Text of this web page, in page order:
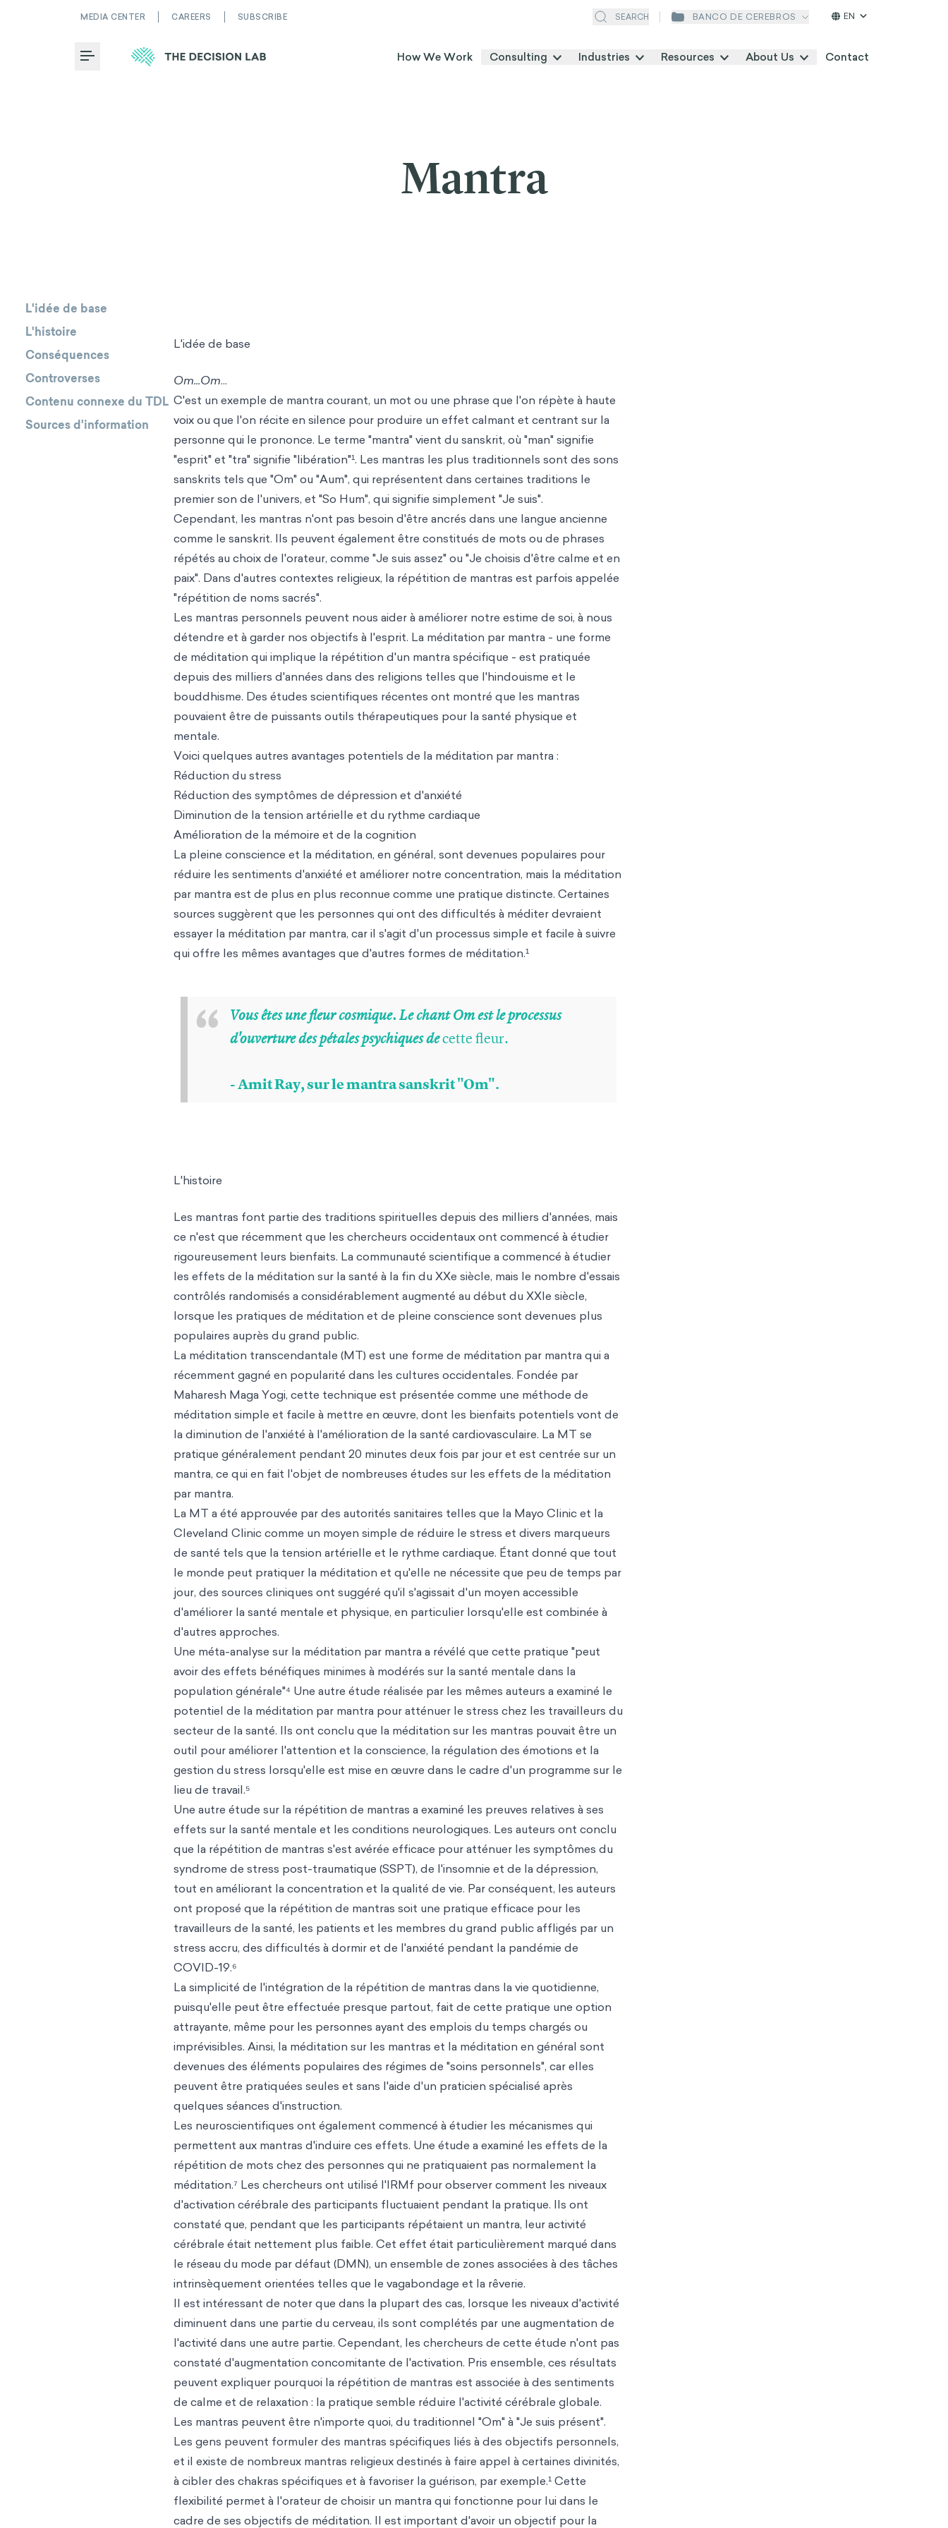
MEDIA CENTER CAREERS SUBSCRIBE SEARCH BANCO DE CEREBROS EN
Toggle Menu How We Work Consulting Industries Resources About Us Contact
Mantra
L'idée de base
L'histoire
Conséquences
Controverses
Contenu connexe du TDL
Sources d'information
L'idée de base
Om...Om...
C'est un exemple de mantra courant, un mot ou une phrase que l'on répète à haute
voix ou que l'on récite en silence pour produire un effet calmant et centrant sur la
personne qui le prononce. Le terme "mantra" vient du sanskrit, où "man" signifie
"esprit" et "tra" signifie "libération"¹. Les mantras les plus traditionnels sont des sons
sanskrits tels que "Om" ou "Aum", qui représentent dans certaines traditions le
premier son de l'univers, et "So Hum", qui signifie simplement "Je suis".
Cependant, les mantras n'ont pas besoin d'être ancrés dans une langue ancienne
comme le sanskrit. Ils peuvent également être constitués de mots ou de phrases
répétés au choix de l'orateur, comme "Je suis assez" ou "Je choisis d'être calme et en
paix". Dans d'autres contextes religieux, la répétition de mantras est parfois appelée
"répétition de noms sacrés".
Les mantras personnels peuvent nous aider à améliorer notre estime de soi, à nous
détendre et à garder nos objectifs à l'esprit. La méditation par mantra - une forme
de méditation qui implique la répétition d'un mantra spécifique - est pratiquée
depuis des milliers d'années dans des religions telles que l'hindouisme et le
bouddhisme. Des études scientifiques récentes ont montré que les mantras
pouvaient être de puissants outils thérapeutiques pour la santé physique et
mentale.
Voici quelques autres avantages potentiels de la méditation par mantra :
Réduction du stress
Réduction des symptômes de dépression et d'anxiété
Diminution de la tension artérielle et du rythme cardiaque
Amélioration de la mémoire et de la cognition
La pleine conscience et la méditation, en général, sont devenues populaires pour
réduire les sentiments d'anxiété et améliorer notre concentration, mais la méditation
par mantra est de plus en plus reconnue comme une pratique distincte. Certaines
sources suggèrent que les personnes qui ont des difficultés à méditer devraient
essayer la méditation par mantra, car il s'agit d'un processus simple et facile à suivre
qui offre les mêmes avantages que d'autres formes de méditation.¹
“
Vous êtes une fleur cosmique. Le chant Om est le processus
d'ouverture des pétales psychiques decette fleur.
- Amit Ray, sur le mantra sanskrit "Om".
L'histoire
Les mantras font partie des traditions spirituelles depuis des milliers d'années, mais
ce n'est que récemment que les chercheurs occidentaux ont commencé à étudier
rigoureusement leurs bienfaits. La communauté scientifique a commencé à étudier
les effets de la méditation sur la santé à la fin du XXe siècle, mais le nombre d'essais
contrôlés randomisés a considérablement augmenté au début du XXIe siècle,
lorsque les pratiques de méditation et de pleine conscience sont devenues plus
populaires auprès du grand public.
La méditation transcendantale (MT) est une forme de méditation par mantra qui a
récemment gagné en popularité dans les cultures occidentales. Fondée par
Maharesh Maga Yogi, cette technique est présentée comme une méthode de
méditation simple et facile à mettre en œuvre, dont les bienfaits potentiels vont de
la diminution de l'anxiété à l'amélioration de la santé cardiovasculaire. La MT se
pratique généralement pendant 20 minutes deux fois par jour et est centrée sur un
mantra, ce qui en fait l'objet de nombreuses études sur les effets de la méditation
par mantra.
La MT a été approuvée par des autorités sanitaires telles que la Mayo Clinic et la
Cleveland Clinic comme un moyen simple de réduire le stress et divers marqueurs
de santé tels que la tension artérielle et le rythme cardiaque. Étant donné que tout
le monde peut pratiquer la méditation et qu'elle ne nécessite que peu de temps par
jour, des sources cliniques ont suggéré qu'il s'agissait d'un moyen accessible
d'améliorer la santé mentale et physique, en particulier lorsqu'elle est combinée à
d'autres approches.
Une méta-analyse sur la méditation par mantra a révélé que cette pratique "peut
avoir des effets bénéfiques minimes à modérés sur la santé mentale dans la
population générale"⁴ Une autre étude réalisée par les mêmes auteurs a examiné le
potentiel de la méditation par mantra pour atténuer le stress chez les travailleurs du
secteur de la santé. Ils ont conclu que la méditation sur les mantras pouvait être un
outil pour améliorer l'attention et la conscience, la régulation des émotions et la
gestion du stress lorsqu'elle est mise en œuvre dans le cadre d'un programme sur le
lieu de travail.⁵
Une autre étude sur la répétition de mantras a examiné les preuves relatives à ses
effets sur la santé mentale et les conditions neurologiques. Les auteurs ont conclu
que la répétition de mantras s'est avérée efficace pour atténuer les symptômes du
syndrome de stress post-traumatique (SSPT), de l'insomnie et de la dépression,
tout en améliorant la concentration et la qualité de vie. Par conséquent, les auteurs
ont proposé que la répétition de mantras soit une pratique efficace pour les
travailleurs de la santé, les patients et les membres du grand public affligés par un
stress accru, des difficultés à dormir et de l'anxiété pendant la pandémie de
COVID-19.⁶
La simplicité de l'intégration de la répétition de mantras dans la vie quotidienne,
puisqu'elle peut être effectuée presque partout, fait de cette pratique une option
attrayante, même pour les personnes ayant des emplois du temps chargés ou
imprévisibles. Ainsi, la méditation sur les mantras et la méditation en général sont
devenues des éléments populaires des régimes de "soins personnels", car elles
peuvent être pratiquées seules et sans l'aide d'un praticien spécialisé après
quelques séances d'instruction.
Les neuroscientifiques ont également commencé à étudier les mécanismes qui
permettent aux mantras d'induire ces effets. Une étude a examiné les effets de la
répétition de mots chez des personnes qui ne pratiquaient pas normalement la
méditation.⁷ Les chercheurs ont utilisé l'IRMf pour observer comment les niveaux
d'activation cérébrale des participants fluctuaient pendant la pratique. Ils ont
constaté que, pendant que les participants répétaient un mantra, leur activité
cérébrale était nettement plus faible. Cet effet était particulièrement marqué dans
le réseau du mode par défaut (DMN), un ensemble de zones associées à des tâches
intrinsèquement orientées telles que le vagabondage et la rêverie.
Il est intéressant de noter que dans la plupart des cas, lorsque les niveaux d'activité
diminuent dans une partie du cerveau, ils sont complétés par une augmentation de
l'activité dans une autre partie. Cependant, les chercheurs de cette étude n'ont pas
constaté d'augmentation concomitante de l'activation. Pris ensemble, ces résultats
peuvent expliquer pourquoi la répétition de mantras est associée à des sentiments
de calme et de relaxation : la pratique semble réduire l'activité cérébrale globale.
Les mantras peuvent être n'importe quoi, du traditionnel "Om" à "Je suis présent".
Les gens peuvent formuler des mantras spécifiques liés à des objectifs personnels,
et il existe de nombreux mantras religieux destinés à faire appel à certaines divinités,
à cibler des chakras spécifiques et à favoriser la guérison, par exemple.¹ Cette
flexibilité permet à l'orateur de choisir un mantra qui fonctionne pour lui dans le
cadre de ses objectifs de méditation. Il est important d'avoir un objectif pour la